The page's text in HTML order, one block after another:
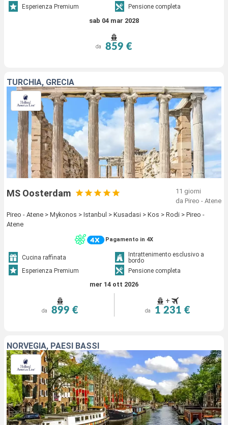
Esperienza Premium
Pensione completa
sab 04 mar 2028
da 859 €
TURCHIA, GRECIA
MS Oosterdam
11 giorni
da Pireo - Atene
Pireo - Atene > Mykonos > Istanbul > Kusadasi > Kos > Rodi > Pireo -
Atene
Pagamento in 4X
Cucina raffinata
Intrattenimento esclusivo a
bordo
Esperienza Premium
Pensione completa
mer 14 ott 2026
da 899 €
+
da 1 231 €
NORVEGIA, PAESI BASSI